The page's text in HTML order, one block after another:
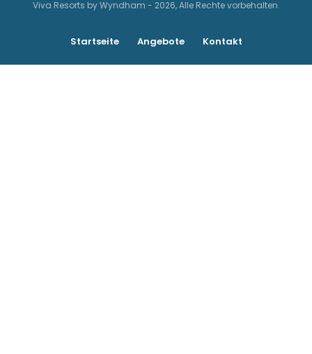
Viva Resorts by Wyndham - 2026, Alle Rechte vorbehalten.
Startseite Angebote Kontakt